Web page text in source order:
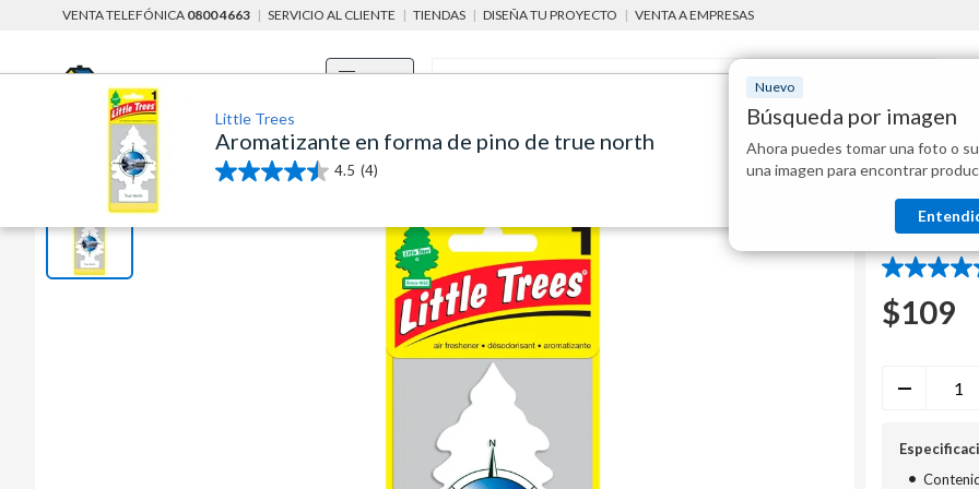
VENTA TELEFÓNICA 0800 4663 | SERVICIO AL CLIENTE | TIENDAS | DISEÑA TU PROYECTO | VENTA A EMPRESAS
Menú Nuevo
Búsqueda por imagen
Ahora puedes tomar una foto o
una imagen para encontrar
baño, cocina y limpieza limpieza limpieza para autos aromatizadores para autos Aromatizante en forma de pino de true north
Little Trees
4.5
5
estrellas.
$109
•
Little Trees
Aromatizante en forma de pino de true north
4.5 (4)
4.5
estrellas.